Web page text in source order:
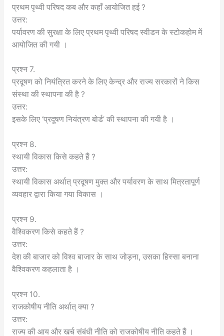
प्रथम पृथ्वी परिषद कब और कहाँ आयोजित हई ?
उत्तर:
पर्यावरण की सुरक्षा के लिए प्रथम पृथ्वी परिषद स्वीडन के स्टोकहोम में
आयोजित की गयी ।
प्रश्न 7.
प्रदूषण को नियंत्रित करने के लिए केन्द्र और राज्य सरकारों ने किस
संस्था की स्थापना की है ?
उत्तर:
इसके लिए ‘प्रदूषण नियंत्रण बोर्ड’ की स्थापना की गयी है ।
प्रश्न 8.
स्थायी विकास किसे कहते हैं ?
उत्तर:
स्थायी विकास अर्थात् प्रदूषण मुक्त और पर्यावरण के साथ मित्रतापूर्ण
व्यवहार द्वारा किया गया विकास ।
प्रश्न 9.
वैश्विकरण किसे कहते हैं ?
उत्तर:
देश की बाजार को विश्व बाजार के साथ जोड़ना, उसका हिस्सा बनाना
वैश्विकरण कहलाता है ।
प्रश्न 10.
राजकोषीय नीति अर्थात् क्या ?
उत्तर:
राज्य की आय और खर्च संबंधी नीति को राजकोषीय नीति कहते हैं ।